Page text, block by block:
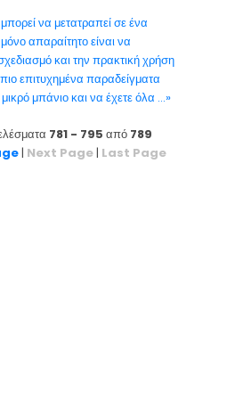
να μετατραπεί σε ένα
απαραίτητο είναι να
και την πρακτική χρήση
επιτυχημένα παραδείγματα
μπάνιο και να έχετε όλα ...»
781 - 795 από 789
| Next Page| Last Page